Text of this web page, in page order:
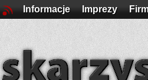
Informacje Imprezy